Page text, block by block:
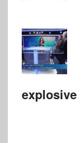
explosive